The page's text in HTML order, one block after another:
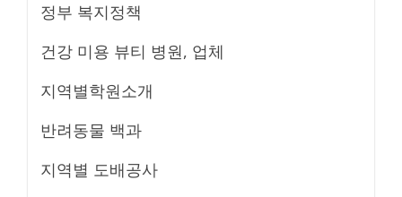
정부 복지정책
건강 미용 뷰티 병원, 업체
지역별학원소개
반려동물 백과
지역별 도배공사